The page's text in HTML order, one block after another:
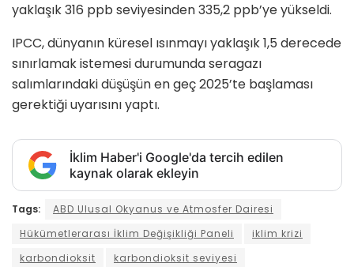
yaklaşık 316 ppb seviyesinden 335,2 ppb’ye yükseldi.
IPCC, dünyanın küresel ısınmayı yaklaşık 1,5 derecede
sınırlamak istemesi durumunda seragazı
salımlarındaki düşüşün en geç 2025’te başlaması
gerektiği uyarısını yaptı.
İklim Haber'i Google'da tercih edilen
kaynak olarak ekleyin
Tags:
ABD Ulusal Okyanus ve Atmosfer Dairesi
Hükümetlerarası İklim Değişikliği Paneli
iklim krizi
karbondioksit
karbondioksit seviyesi